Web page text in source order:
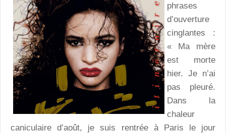
phrases
d’ouverture
cinglantes :
« Ma mère
est morte
hier. Je n’ai
pas pleuré.
Dans la
chaleur
caniculaire d’août, je suis rentrée à Paris le jour